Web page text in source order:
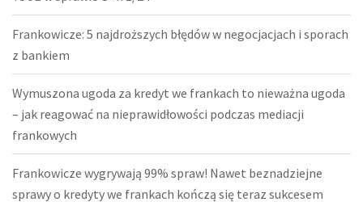
Frankowicze: 5 najdroższych błędów w negocjacjach i sporach
z bankiem
Wymuszona ugoda za kredyt we frankach to nieważna ugoda
– jak reagować na nieprawidłowości podczas mediacji
frankowych
Frankowicze wygrywają 99% spraw! Nawet beznadziejne
sprawy o kredyty we frankach kończą się teraz sukcesem